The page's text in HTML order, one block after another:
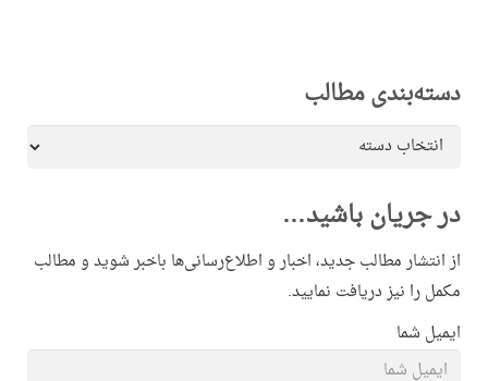
دسته‌بندی مطالب
دسته‌بندی
در جریان باشید…
از انتشار مطالب جدید، اخبار و اطلاع‌رسانی‌ها باخبر شوید و مطالب
مکمل را نیز دریافت نمایید.
ایمیل شما